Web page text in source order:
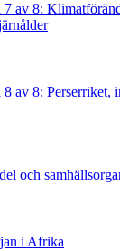
7 av 8:
av 8: Perserriket,
och
i Afrika